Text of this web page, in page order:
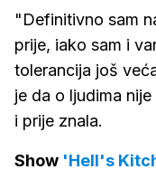
"Definitivno sam
prije, iako sam i
tolerancija još
je da o ljudima
i prije znala.
Show 'Hell's